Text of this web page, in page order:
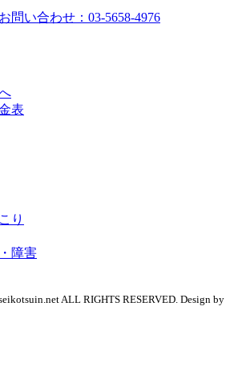
表
り
障害
ALL RIGHTS RESERVED. Design by